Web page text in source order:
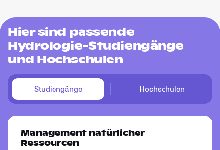
Hier sind passende
Hydrologie-Studiengänge
und Hochschulen
Studiengänge Hochschulen
Management natürlicher
Ressourcen